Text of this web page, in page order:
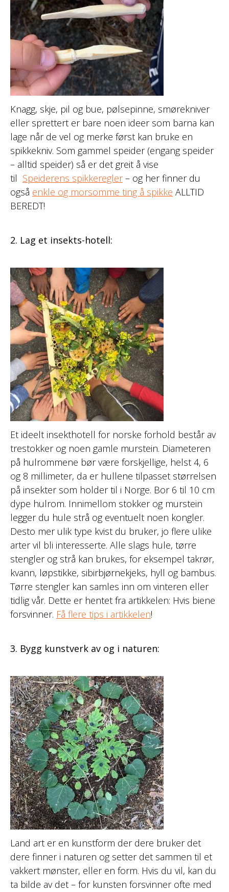
Knagg, skje, pil og bue, pølsepinne, smørekniver
eller sprettert er bare noen ideer som barna kan
lage når de vel og merke først kan bruke en
spikkekniv. Som gammel speider (engang speider
– alltid speider) så er det greit å vise
til Speiderens spikkeregler– og her finner du
også enkle og morsomme ting å spikke ALLTID
BEREDT!
2. Lag et insekts-hotell:
Et ideelt insekthotell for norske forhold består av
trestokker og noen gamle murstein. Diameteren
på hulrommene bør være forskjellige, helst 4, 6
og 8 millimeter, da er hullene tilpasset størrelsen
på insekter som holder til i Norge. Bor 6 til 10 cm
dype hulrom. Innimellom stokker og murstein
legger du hule strå og eventuelt noen kongler.
Desto mer ulik type kvist du bruker, jo flere ulike
arter vil bli interesserte. Alle slags hule, tørre
stengler og strå kan brukes, for eksempel takrør,
kvann, løpstikke, sibirbjørnekjeks, hyll og bambus.
Tørre stengler kan samles inn om vinteren eller
tidlig vår. Dette er hentet fra artikkelen: Hvis biene
forsvinner. Få flere tips i artikkelen!
3. Bygg kunstverk av og i naturen:
Land art er en kunstform der dere bruker det
dere finner i naturen og setter det sammen til et
vakkert mønster, eller en form. Hvis du vil, kan du
ta bilde av det – for kunsten forsvinner ofte med